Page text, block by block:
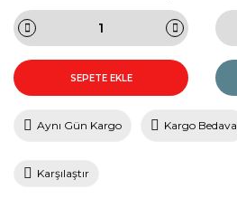
SEPETE EKLE
Aynı Gün Kargo Kargo Bedava
Karşılaştır